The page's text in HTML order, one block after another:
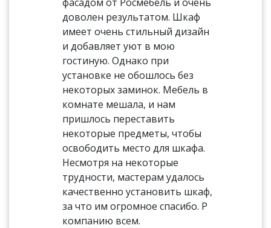
доволен результатом. Шкаф
имеет очень стильный дизайн
и добавляет уют в мою
гостиную. Однако при
установке не обошлось без
некоторых заминок. Мебель в
комнате мешала, и нам
пришлось переставить
некоторые предметы, чтобы
освободить место для шкафа.
Несмотря на некоторые
трудности, мастерам удалось
качественно установить шкаф,
за что им огромное спасибо. Р
компанию всем.